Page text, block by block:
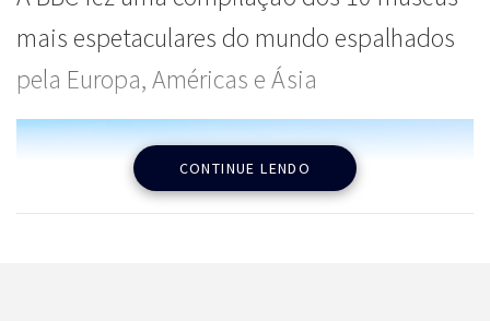
mais espetaculares do mundo espalhados
pela Europa, Américas e Ásia
CONTINUE LENDO